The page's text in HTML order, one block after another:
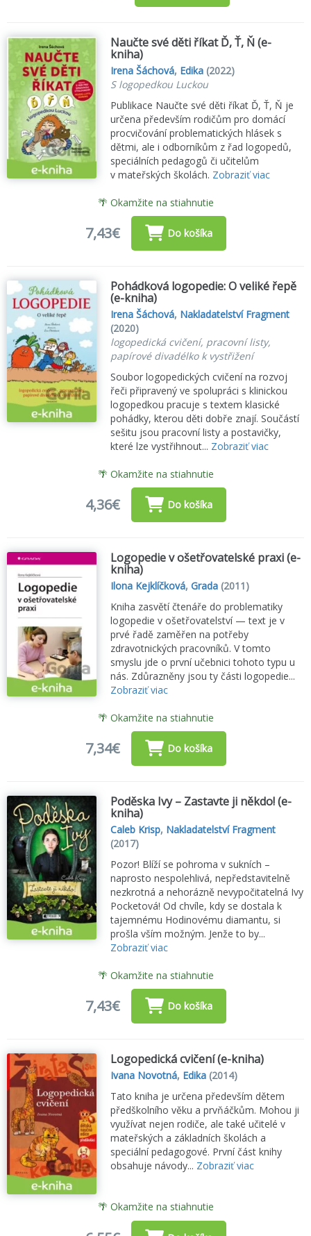
Naučte své děti říkat Ď, Ť, Ň (e-
kniha)
Irena Šáchová, Edika (2022)
S logopedkou Luckou
Publikace Naučte své děti říkat Ď, Ť, Ň je
určena především rodičům pro domácí
procvičování problematických hlásek s
dětmi, ale i odborníkům z řad logopedů,
speciálních pedagogů či učitelům
v mateřských školách. Zobraziť viac
🌴 Okamžite na stiahnutie
7,43€ Do košíka
Pohádková logopedie: O veliké řepě
(e-kniha)
Irena Šáchová, Nakladatelství Fragment
(2020)
logopedická cvičení, pracovní listy,
papírové divadélko k vystřižení
Soubor logopedických cvičení na rozvoj
řeči připravený ve spolupráci s klinickou
logopedkou pracuje s textem klasické
pohádky, kterou děti dobře znají. Součástí
sešitu jsou pracovní listy a postavičky,
které lze vystřihnout... Zobraziť viac
🌴 Okamžite na stiahnutie
4,36€ Do košíka
Logopedie v ošetřovatelské praxi (e-
kniha)
Ilona Kejklíčková,Grada (2011)
Kniha zasvětí čtenáře do problematiky
logopedie v ošetřovatelství — text je v
prvé řadě zaměřen na potřeby
zdravotnických pracovníků. V tomto
smyslu jde o první učebnici tohoto typu u
nás. Zdůrazněny jsou ty části logopedie...
Zobraziť viac
🌴 Okamžite na stiahnutie
7,34€ Do košíka
Poděska Ivy – Zastavte ji někdo! (e-
kniha)
Caleb Krisp, Nakladatelství Fragment
(2017)
Pozor! Blíží se pohroma v sukních –
naprosto nespolehlivá, nepředstavitelně
nezkrotná a nehorázně nevypočitatelná Ivy
Pocketová! Od chvíle, kdy se dostala k
tajemnému Hodinovému diamantu, si
prošla vším možným. Jenže to by...
Zobraziť viac
🌴 Okamžite na stiahnutie
7,43€ Do košíka
Logopedická cvičení (e-kniha)
Ivana Novotná, Edika (2014)
Tato kniha je určena především dětem
předškolního věku a prvňáčkům. Mohou ji
využívat nejen rodiče, ale také učitelé v
mateřských a základních školách a
speciální pedagogové. První část knihy
obsahuje návody... Zobraziť viac
🌴 Okamžite na stiahnutie